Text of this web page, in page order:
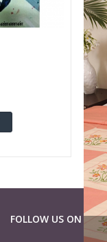
FOLLOW US ON